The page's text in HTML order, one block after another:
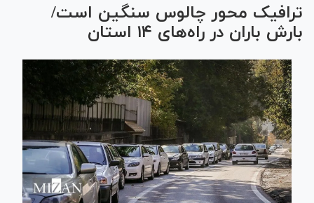
ترافیک محور چالوس سنگین است/
بارش باران در راه‌های ۱۴ استان